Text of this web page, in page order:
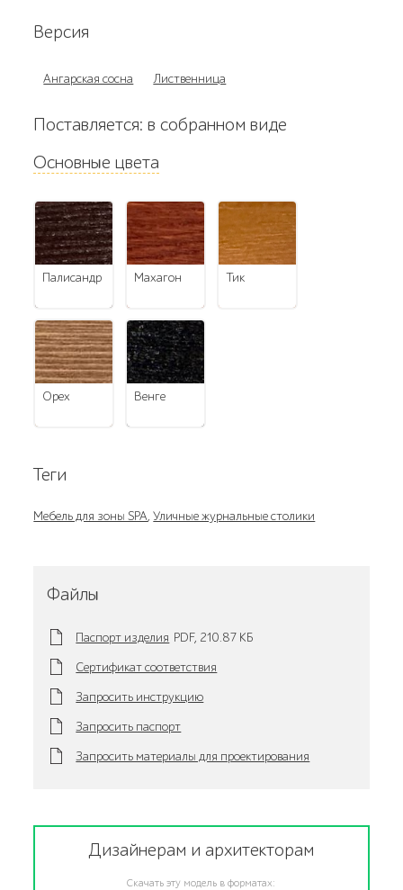
Версия
Ангарская сосна Лиственница
Поставляется: в собранном виде
Основные цвета
палисандр махагон тик
орех венге
Теги
Мебель для зоны SPA,Уличные журнальные столики
Файлы
Паспорт изделия PDF, 210.87 KБ
Сертификат соответствия
Запросить инструкцию
Запросить паспорт
Запросить материалы для проектирования
Дизайнерам и архитекторам
Скачать эту модель в форматах: